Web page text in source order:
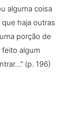
alguma coisa
haja outras
porção de
algum
(p. 196)